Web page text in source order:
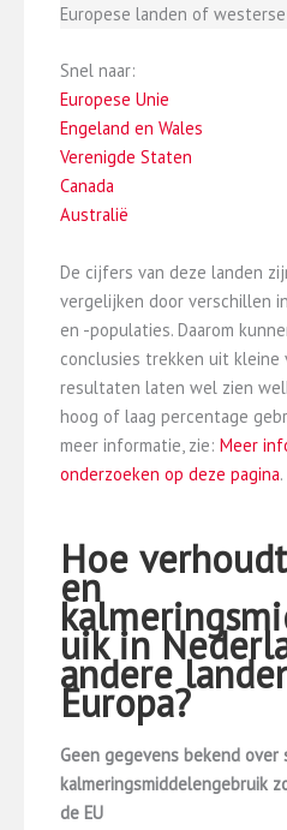
Europese landen of
Snel naar:
Europese Unie
Engeland en Wales
Verenigde Staten
Canada
Australië
De cijfers van deze landen
vergelijken door verschillen
en -populaties. Daarom
conclusies trekken uit kleine
resultaten laten wel zien
hoog of laag percentage
meer informatie, zie: Meer
onderzoeken op deze pagina.
Hoe
en
uik in
andere
Europa?
Geen gegevens bekend over
kalmeringsmiddelengebruik
de EU